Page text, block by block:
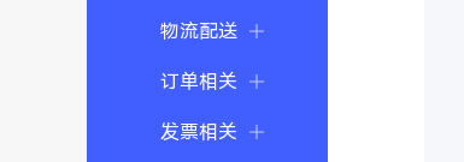
物流配送
订单相关
发票相关